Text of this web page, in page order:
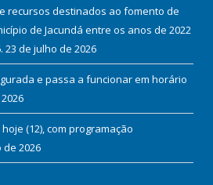
recursos destinados ao fomento de
de Jacundá entre os anos de 2022
23 de julho de 2026
e passa a funcionar em horário
(12), com programação
de 2026